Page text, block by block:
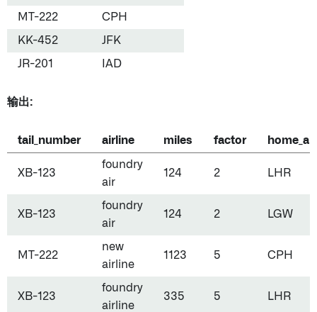
MT-222 CPH
KK-452 JFK
JR-201 IAD
输出:
tail_number airline miles factor
XB-123
foundry
air
124 2 LHR
XB-123
foundry
air
124 2 LGW
MT-222
new
airline
1123 5 CPH
XB-123
foundry
airline
335 5 LHR